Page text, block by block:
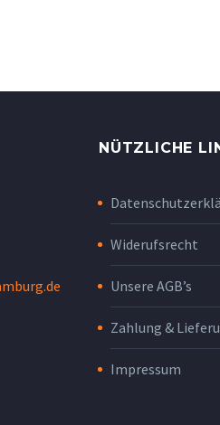
NÜTZLICHE
Widerufsrecht
Unsere AGB’s
Zahlung &
Impressum